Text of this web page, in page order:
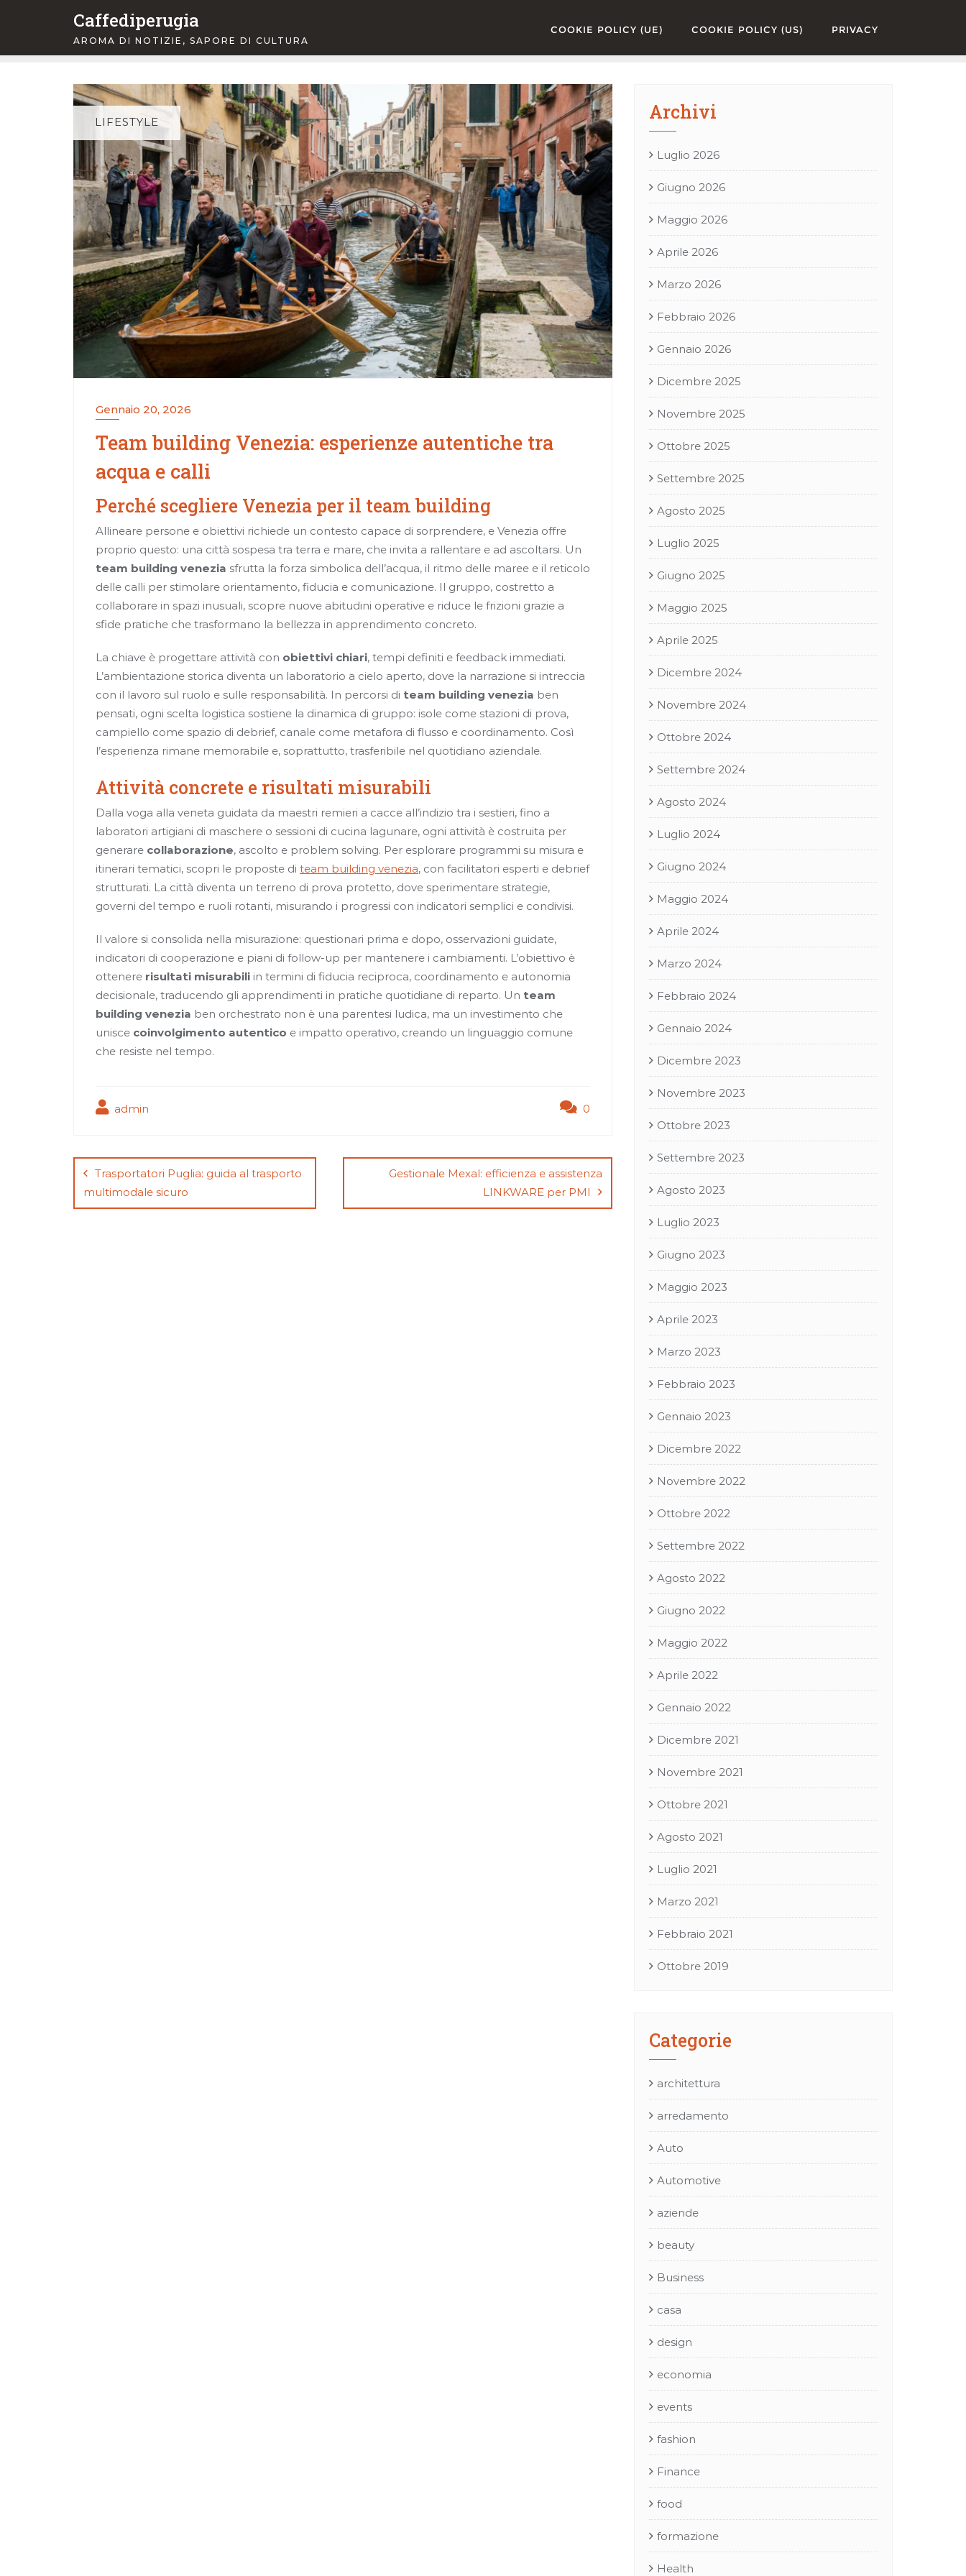
Caffediperugia
AROMA DI NOTIZIE, SAPORE DI CULTURA
COOKIE POLICY (UE) COOKIE POLICY (US) PRIVACY
LIFESTYLE
Gennaio 20, 2026
Team building Venezia: esperienze autentiche tra
acqua e calli
Perché scegliere Venezia per il team building
Allineare persone e obiettivi richiede un contesto capace di sorprendere, e Venezia offre
proprio questo: una città sospesa tra terra e mare, che invita a rallentare e ad ascoltarsi. Un
team building venezia sfrutta la forza simbolica dell’acqua, il ritmo delle maree e il reticolo
delle calli per stimolare orientamento, fiducia e comunicazione. Il gruppo, costretto a
collaborare in spazi inusuali, scopre nuove abitudini operative e riduce le frizioni grazie a
sfide pratiche che trasformano la bellezza in apprendimento concreto.
La chiave è progettare attività con obiettivi chiari, tempi definiti e feedback immediati.
L’ambientazione storica diventa un laboratorio a cielo aperto, dove la narrazione si intreccia
con il lavoro sul ruolo e sulle responsabilità. In percorsi di team building venezia ben
pensati, ogni scelta logistica sostiene la dinamica di gruppo: isole come stazioni di prova,
campiello come spazio di debrief, canale come metafora di flusso e coordinamento. Così
l’esperienza rimane memorabile e, soprattutto, trasferibile nel quotidiano aziendale.
Attività concrete e risultati misurabili
Dalla voga alla veneta guidata da maestri remieri a cacce all’indizio tra i sestieri, fino a
laboratori artigiani di maschere o sessioni di cucina lagunare, ogni attività è costruita per
generare collaborazione, ascolto e problem solving. Per esplorare programmi su misura e
itinerari tematici, scopri le proposte di team building venezia, con facilitatori esperti e debrief
strutturati. La città diventa un terreno di prova protetto, dove sperimentare strategie,
governi del tempo e ruoli rotanti, misurando i progressi con indicatori semplici e condivisi.
Il valore si consolida nella misurazione: questionari prima e dopo, osservazioni guidate,
indicatori di cooperazione e piani di follow-up per mantenere i cambiamenti. L’obiettivo è
ottenere risultati misurabili in termini di fiducia reciproca, coordinamento e autonomia
decisionale, traducendo gli apprendimenti in pratiche quotidiane di reparto. Un team
building venezia ben orchestrato non è una parentesi ludica, ma un investimento che
unisce coinvolgimento autentico e impatto operativo, creando un linguaggio comune
che resiste nel tempo.
admin 0
articoli
Trasportatori Puglia: guida al trasporto
multimodale sicuro
Gestionale Mexal: efficienza e assistenza
LINKWARE per PMI
Archivi
Luglio 2026
Giugno 2026
Maggio 2026
Aprile 2026
Marzo 2026
Febbraio 2026
Gennaio 2026
Dicembre 2025
Novembre 2025
Ottobre 2025
Settembre 2025
Agosto 2025
Luglio 2025
Giugno 2025
Maggio 2025
Aprile 2025
Dicembre 2024
Novembre 2024
Ottobre 2024
Settembre 2024
Agosto 2024
Luglio 2024
Giugno 2024
Maggio 2024
Aprile 2024
Marzo 2024
Febbraio 2024
Gennaio 2024
Dicembre 2023
Novembre 2023
Ottobre 2023
Settembre 2023
Agosto 2023
Luglio 2023
Giugno 2023
Maggio 2023
Aprile 2023
Marzo 2023
Febbraio 2023
Gennaio 2023
Dicembre 2022
Novembre 2022
Ottobre 2022
Settembre 2022
Agosto 2022
Giugno 2022
Maggio 2022
Aprile 2022
Gennaio 2022
Dicembre 2021
Novembre 2021
Ottobre 2021
Agosto 2021
Luglio 2021
Marzo 2021
Febbraio 2021
Ottobre 2019
Categorie
architettura
arredamento
Auto
Automotive
aziende
beauty
Business
casa
design
economia
events
fashion
Finance
food
formazione
Health